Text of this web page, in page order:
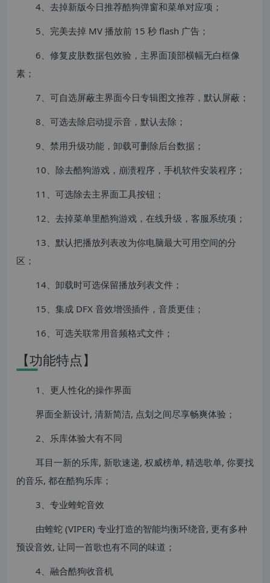
4、去掉新版今日推荐酷狗弹窗和菜单对应项；
5、完美去掉 MV 播放前 15 秒 flash 广告；
6、修复皮肤数据包效验，主界面顶部横幅无白框像
素；
7、可自选屏蔽主界面今日专辑图文推荐，默认屏蔽；
8、可选去除启动提示音，默认去除；
9、禁用升级功能，卸载可删除后台数据；
10、除去酷狗游戏，崩溃程序，手机软件安装程序；
11、可选除去主界面工具按钮；
12、去掉菜单里酷狗游戏，在线升级，客服系统项；
13、默认把播放列表改为你电脑最大可用空间的分
区；
14、卸载时可选保留播放列表文件；
15、集成 DFX 音效增强插件，音质更佳；
16、可选关联常用音频格式文件；
【功能特点】
1、更人性化的操作界面
界面全新设计, 清新简洁, 点划之间尽享畅爽体验；
2、乐库体验大有不同
耳目一新的乐库, 新歌速递, 权威榜单, 精选歌单, 你要找
的音乐, 都在酷狗乐库；
3、专业蝰蛇音效
由蝰蛇 (VIPER) 专业打造的智能均衡环绕音, 更有多种
预设音效, 让同一首歌也有不同的味道；
4、融合酷狗收音机